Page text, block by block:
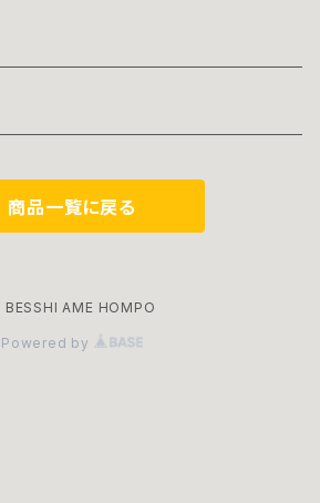
商品一覧に戻る
AME HOMPO
Powered by